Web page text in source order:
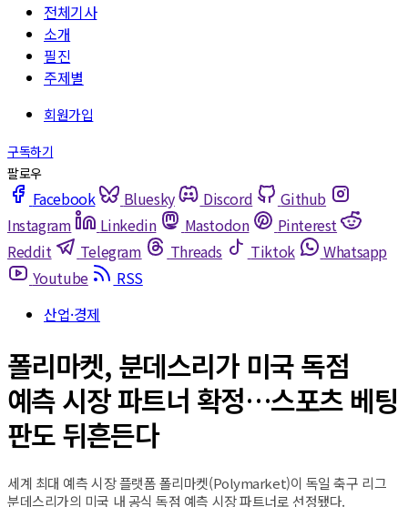
전체기사
소개
필진
주제별
Facebook Bluesky Discord
Github
Instagram
Linkedin Mastodon
Pinterest
Reddit
Telegram Threads Tiktok
Whatsapp
Youtube
RSS
산업·경제
폴리마켓, 분데스리가 미국 독점
예측 시장 파트너 확정…스포츠 베팅
판도 뒤흔든다
세계 최대 예측 시장 플랫폼 폴리마켓(Polymarket)이 독일 축구 리그
분데스리가의 미국 내 공식 독점 예측 시장 파트너로 선정됐다.